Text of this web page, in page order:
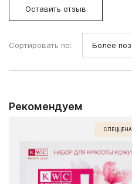
Оставить отзыв
Сортировать по:
Рекомендуем
СПЕЦЦЕНА